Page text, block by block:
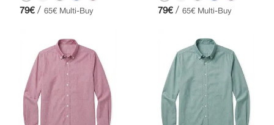
79€ / 65€ Multi-Buy 79€ / 65€ Multi-Buy